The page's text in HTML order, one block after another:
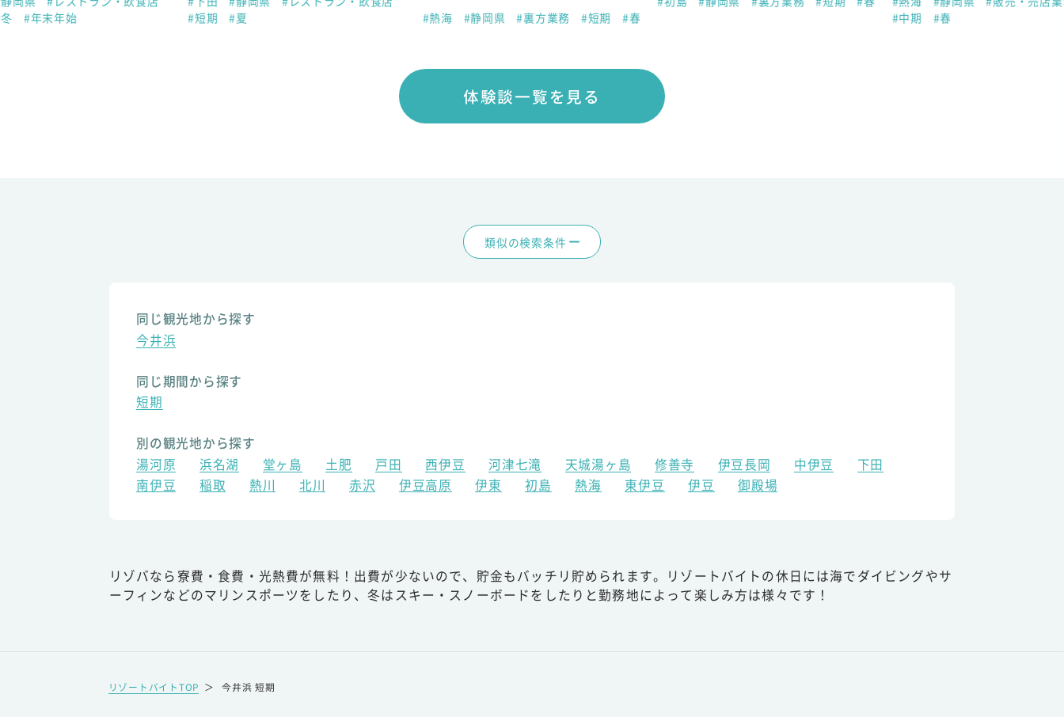
#年末年始
#短期
#夏 #熱海 #静岡県 #裏方業務 #短期 #春
#中期
#春
体験談一覧を見る
類似の検索条件
同じ観光地から探す
今井浜
同じ期間から探す
短期
別の観光地から探す
湯河原
浜名湖 堂ヶ島 土肥 戸田 西伊豆 河津七滝 天城湯ヶ島 修善寺 伊豆長岡 中伊豆
下田
南伊豆
稲取 熱川 北川 赤沢 伊豆高原 伊東 初島 熱海 東伊豆 伊豆 御殿場
リゾバなら寮費・食費・光熱費が無料！出費が少ないので、貯金もバッチリ貯められます。リゾートバイトの休日には海でダイビングやサ
ーフィンなどのマリンスポーツをしたり、冬はスキー・スノーボードをしたりと勤務地によって楽しみ方は様々です！
リゾートバイトTOP ＞ 今井浜 短期